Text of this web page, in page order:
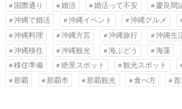
国際通り
婚活 婚活って不安 慶良間
沖縄で婚活
沖縄イベント 沖縄グルメ
沖縄料理
沖縄方言 沖縄旅行 沖縄生
沖縄移住
沖縄観光 海ぶどう 海藻
移住準備
絶景スポット 観光スポット
那覇
那覇市 那覇観光 食べ方